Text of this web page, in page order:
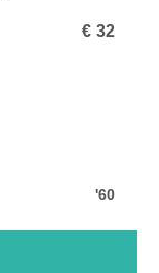
€ 32
'60